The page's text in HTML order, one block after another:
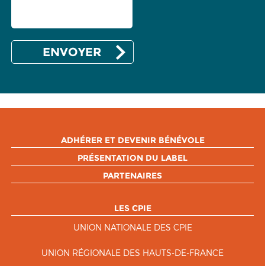
ADHÉRER ET DEVENIR BÉNÉVOLE
PRÉSENTATION DU LABEL
PARTENAIRES
LES CPIE
UNION NATIONALE DES CPIE
UNION RÉGIONALE DES HAUTS-DE-FRANCE